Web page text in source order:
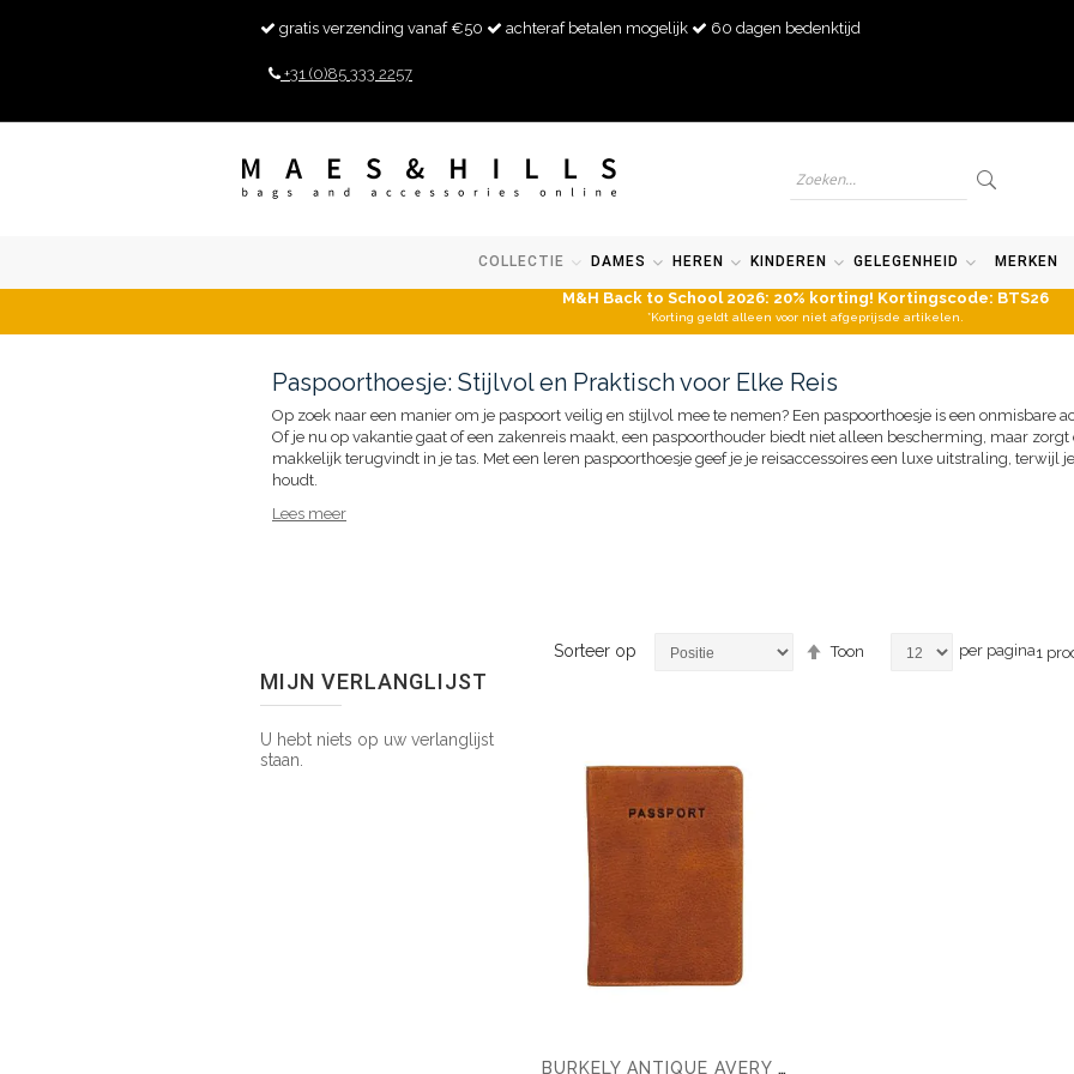
gratis verzending vanaf €50 achteraf betalen mogelijk 60 dagen bedenktijd
+31 (0)85 333 2257
COLLECTIE DAMES HEREN KINDEREN GELEGENHEID MERKEN
M&H Back to School 2026: 20% korting! Kortingscode: BTS26
*Korting geldt alleen voor niet afgeprijsde artikelen.
Paspoorthoesje: Stijlvol en Praktisch voor Elke Reis
Op zoek naar een manier om je paspoort veilig en stijlvol mee te nemen? Een paspoorthoesje is een onmisbare
Of je nu op vakantie gaat of een zakenreis maakt, een paspoorthouder biedt niet alleen bescherming, maar zorgt
makkelijk terugvindt in je tas. Met een leren paspoorthoesje geef je je reisaccessoires een luxe uitstraling, terwijl
houdt.
Lees meer
Sorteer op
Van
Toon per pagina1
BURKELY ANTIQUE AVERY PASPOORTHOES
MIJN VERLANGLIJST
U hebt niets op uw verlanglijst
staan.